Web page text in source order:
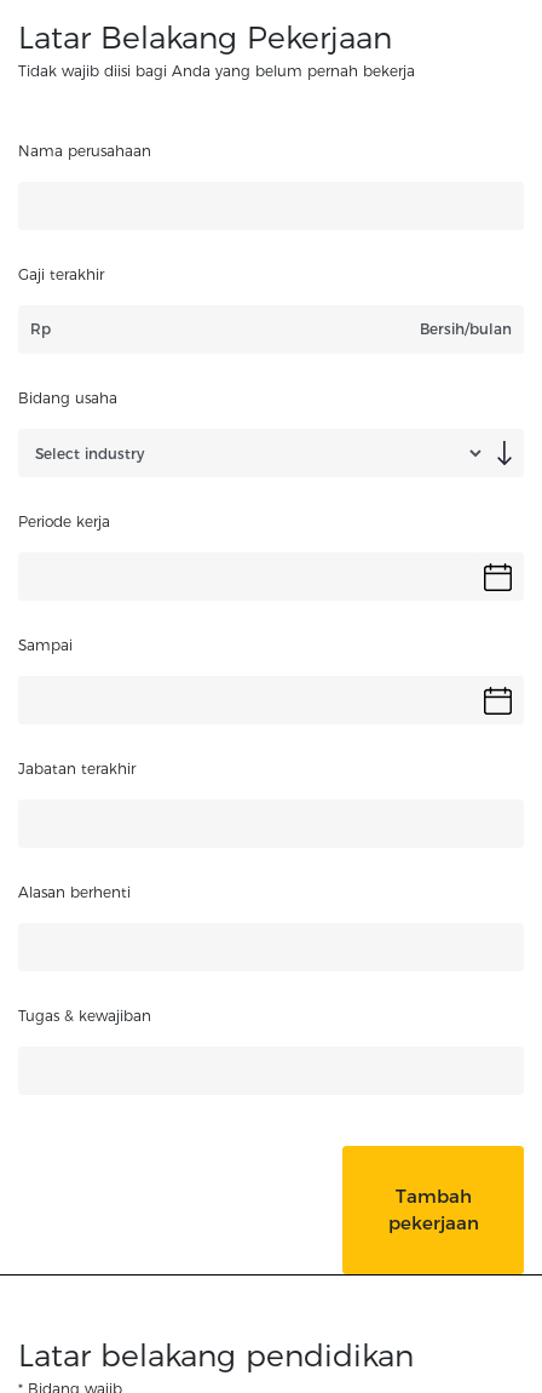
Latar Belakang Pekerjaan
Tidak wajib diisi bagi Anda yang belum pernah bekerja
Nama perusahaan
Gaji terakhir
Rp Bersih/bulan
Bidang usaha
Periode kerja
Sampai
Jabatan terakhir
Alasan berhenti
Tugas & kewajiban
Tambah
pekerjaan
Latar belakang pendidikan
* Bidang wajib